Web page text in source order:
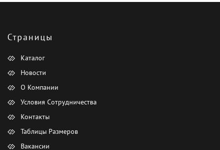
Страницы
Каталог
Новости
О Компании
Условия Сотрудничества
Контакты
Таблицы Размеров
Вакансии